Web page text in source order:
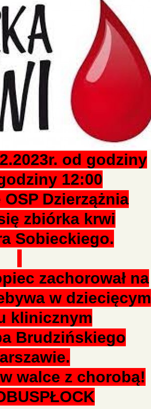
od godziny
12:00
Dzierzążnia
zbiórka krwi
Sobieckiego.
zachorował na
w dziecięcym
klinicznym
Brudzińskiego
walce z chorobą!